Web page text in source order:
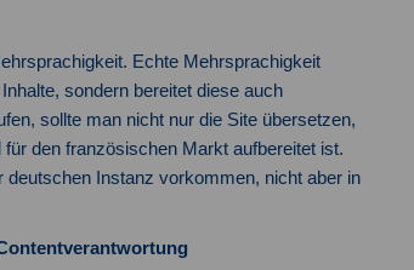
Echte Mehrsprachigkeit
sondern bereitet diese auch
sollte man nicht nur die Site übersetzen,
den französischen Markt aufbereitet ist.
deutschen Instanz vorkommen, nicht aber in